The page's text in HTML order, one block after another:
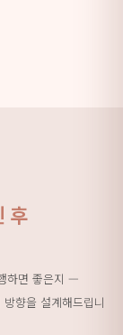
후
하면 좋은지 —
향을 설계해드립니